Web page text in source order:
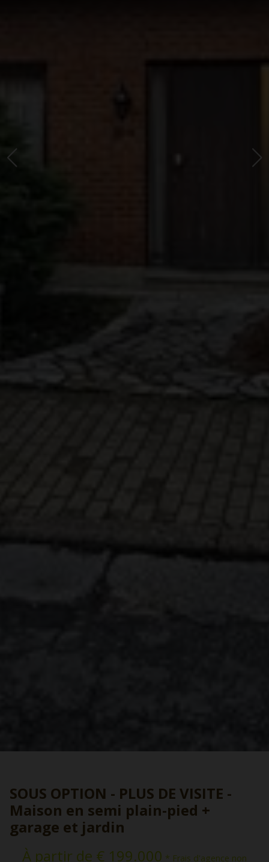
SOUS OPTION - PLUS DE VISITE -
Maison en semi plain-pied +
garage et jardin
À partir de € 199.000 * Frais d'agence non